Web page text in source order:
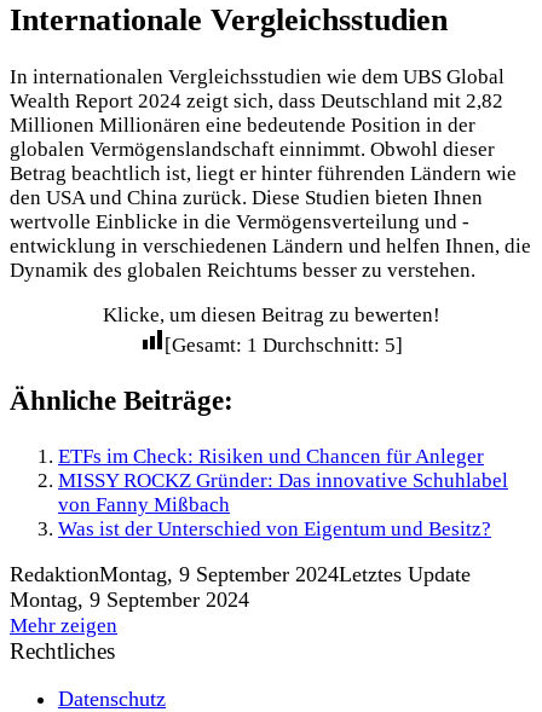
Internationale Vergleichsstudien
In internationalen Vergleichsstudien wie dem UBS Global
Wealth Report 2024 zeigt sich, dass Deutschland mit 2,82
Millionen Millionären eine bedeutende Position in der
globalen Vermögenslandschaft einnimmt. Obwohl dieser
Betrag beachtlich ist, liegt er hinter führenden Ländern wie
den USA und China zurück. Diese Studien bieten Ihnen
wertvolle Einblicke in die Vermögensverteilung und -
entwicklung in verschiedenen Ländern und helfen Ihnen, die
Dynamik des globalen Reichtums besser zu verstehen.
Klicke, um diesen Beitrag zu bewerten!
[Gesamt: 1 Durchschnitt: 5]
Ähnliche Beiträge:
ETFs im Check: Risiken und Chancen für Anleger
MISSY ROCKZ Gründer: Das innovative Schuhlabel
von Fanny Mißbach
Was ist der Unterschied von Eigentum und Besitz?
RedaktionMontag, 9 September 2024Letztes Update
Montag, 9 September 2024
Mehr zeigen
Rechtliches
Datenschutz